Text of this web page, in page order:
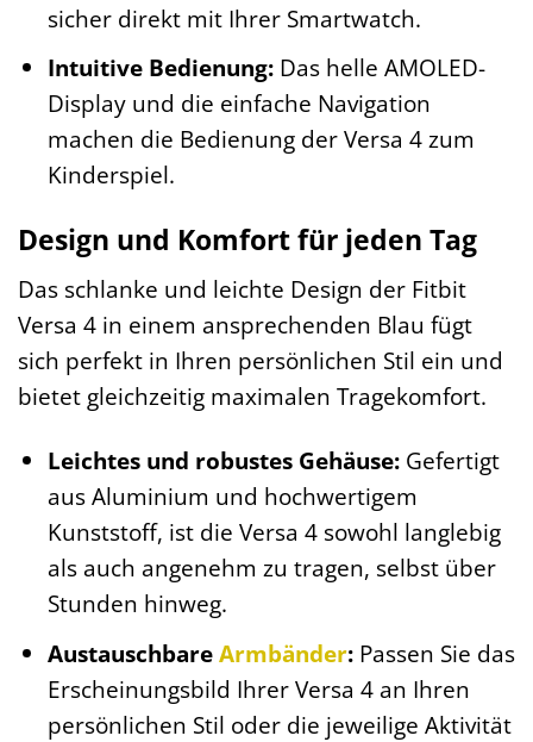
sicher direkt mit Ihrer Smartwatch.
Intuitive Bedienung:Das helle AMOLED-
Display und die einfache Navigation
machen die Bedienung der Versa 4 zum
Kinderspiel.
Design und Komfort für jeden Tag
Das schlanke und leichte Design der Fitbit
Versa 4 in einem ansprechenden Blau fügt
sich perfekt in Ihren persönlichen Stil ein und
bietet gleichzeitig maximalen Tragekomfort.
Leichtes und robustes Gehäuse:Gefertigt
aus Aluminium und hochwertigem
Kunststoff, ist die Versa 4 sowohl langlebig
als auch angenehm zu tragen, selbst über
Stunden hinweg.
AustauschbareArmbänder:Passen Sie das
Erscheinungsbild Ihrer Versa 4 an Ihren
persönlichen Stil oder die jeweilige Aktivität